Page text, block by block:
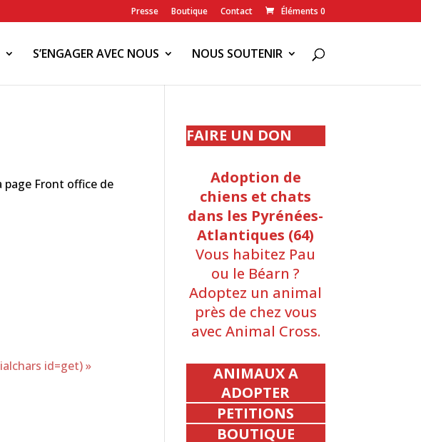
Presse Boutique Contact Éléments 0
S’ENGAGER AVEC NOUS NOUS SOUTENIR
page Front office de
id=get) »
FAIRE UN DON
Adoption de
chiens et chats
dans les Pyrénées-
Atlantiques (64)
Vous habitez Pau
ou le Béarn ?
Adoptez un animal
près de chez vous
avec Animal Cross.
ANIMAUX A
ADOPTER
PETITIONS
BOUTIQUE